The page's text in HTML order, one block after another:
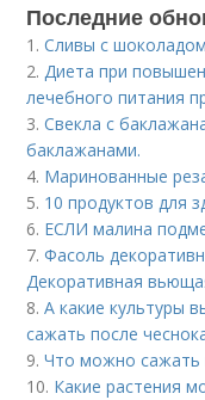
Последние
1.Сливы с
2.Диета при
лечебного питания
3.Свекла с
баклажанами.
4. Маринованные
5. 10 продуктов для
6. ЕСЛИ малина
7.Фасоль
Декоративная
8.А какие культуры
сажать после
9.Что можно сажать
10. Какие растения